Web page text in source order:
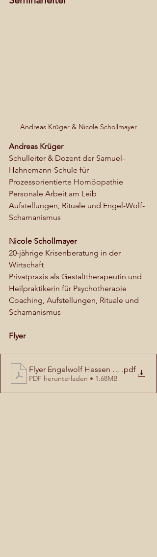
Andreas Krüger & Nicole Schollmayer
Andreas Krüger
Schulleiter & Dozent der Samuel-
Hahnemann-Schule für
Prozessorientierte Homöopathie
Personale Arbeit am Leib
Aufstellungen, Rituale und Engel-Wolf-
Schamanismus
Nicole Schollmayer
20-jährige Krisenberatung in der
Wirtschaft
Privatpraxis als Gestalttherapeutin und
Heilpraktikerin für Psychotherapie
Coaching, Aufstellungen, Rituale und
Schamanismus
Flyer
Flyer Engelwolf Hessen 2026.pdf
PDF herunterladen • 1.68MB